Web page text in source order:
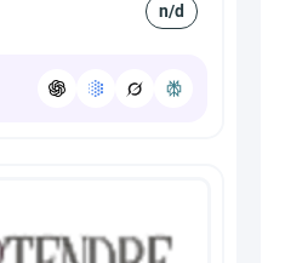
n/d